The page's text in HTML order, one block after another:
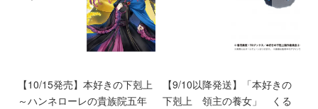
【10/15発売】本好きの下剋上
～ハンネローレの貴族院五年
【9/10以降発送】「本好きの
下剋上 領主の養女」 くる